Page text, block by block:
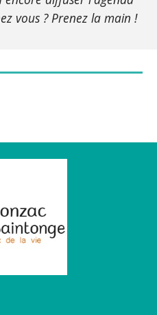
vous ? Prenez la main !